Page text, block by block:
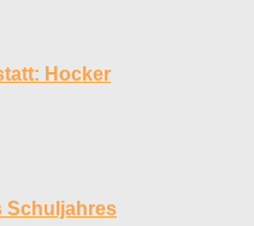
Hocker
Schuljahres